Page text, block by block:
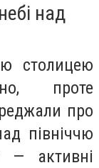
над
столицею
проте
про
північчю
— активні